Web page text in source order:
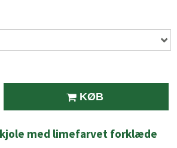
KØB
med limefarvet forklæde